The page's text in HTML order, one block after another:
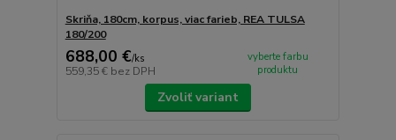
Skriňa, 180cm, korpus, viac farieb, REA TULSA
180/200
688,00 €/ks
559,35 € bez DPH
vyberte farbu
produktu
Zvoliť variant